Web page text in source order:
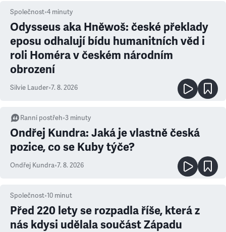
Společnost•4 minuty
Odysseus aka Hněwoš: české překlady
eposu odhalují bídu humanitních věd i
roli Homéra v českém národním
obrození
Silvie Lauder•7. 8. 2026
Ranní postřeh•3 minuty
Ondřej Kundra: Jaká je vlastně česká
pozice, co se Kuby týče?
Ondřej Kundra•7. 8. 2026
Společnost•10 minut
Před 220 lety se rozpadla říše, která z
nás kdysi udělala součást Západu